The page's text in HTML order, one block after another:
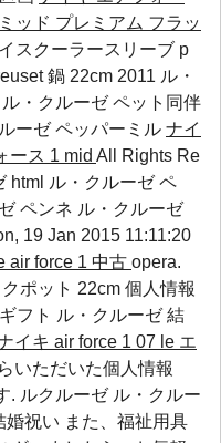
ッド プレミアム フラッ
スクーラースリーブ p
鍋 22cm 2011 ル・
ル・クルーゼ ペット同伴
ーゼ ペッパーミル ナイ
ース 1 mid All Rights Re
html ル・クルーゼ ペ
ペンネ ル・クルーゼ
19 Jan 2015 11:11:20
air force 1 中古 opera.
ポット 22cm 個人情報
フト ル・クルーゼ 結
イキ air force 1 07 le エ
いただいた個人情報
. ルクルーゼ ル・クルー
婚祝い また、福祉用具